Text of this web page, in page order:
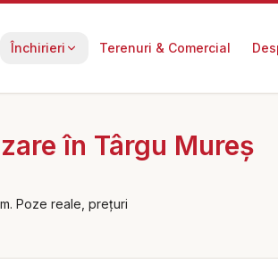
Închirieri Terenuri & Comercial
în Târgu Mureș
Poze reale, prețuri